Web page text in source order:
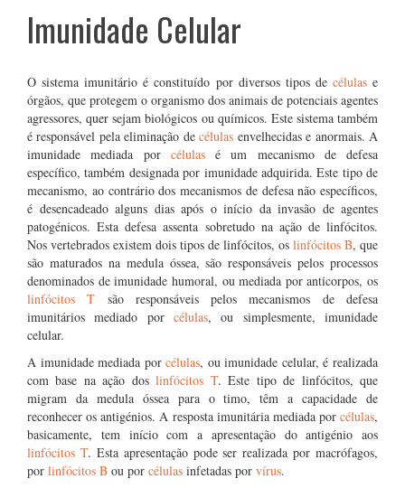
Imunidade Celular
O sistema imunitário é constituído por diversos tipos de célulase
órgãos, que protegem o organismo dos animais de potenciais agentes
agressores, quer sejam biológicos ou químicos. Este sistema também
é responsável pela eliminação decélulas envelhecidas e anormais. A
imunidade mediada por célulasé um mecanismo de defesa
específico, também designada por imunidade adquirida. Este tipo de
mecanismo, ao contrário dos mecanismos de defesa não específicos,
é desencadeado alguns dias após o início da invasão de agentes
patogénicos. Esta defesa assenta sobretudo na ação de linfócitos.
Nos vertebrados existem dois tipos de linfócitos, os linfócitos B, que
são maturados na medula óssea, são responsáveis pelos processos
denominados de imunidade humoral, ou mediada por anticorpos, os
linfócitos T são responsáveis pelos mecanismos de defesa
imunitários mediado por células, ou simplesmente, imunidade
celular.
A imunidade mediada porcélulas, ou imunidade celular, é realizada
com base na ação doslinfócitos T. Este tipo de linfócitos, que
migram da medula óssea para o timo, têm a capacidade de
reconhecer os antigénios. A resposta imunitária mediada por células,
basicamente, tem início com a apresentação do antigénio aos
linfócitos T. Esta apresentação pode ser realizada por macrófagos,
por linfócitos B ou por células infetadas por vírus.